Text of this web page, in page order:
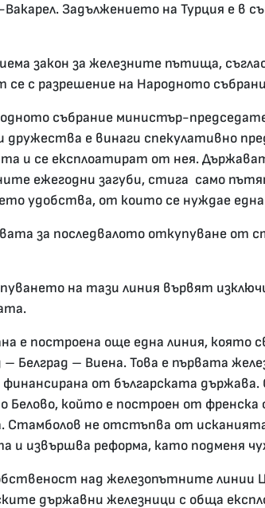
Задължението на Турция е в
закон за железните пътища,
с разрешение на Народното
събрание министър-
е винаги спекулативно
и се експлоатират от нея.
ежегодни загуби, стига само
удобства, от които се нуждае една
за последвалото откупуване
на тази линия вървят
е построена още една линия, която
Белград – Виена. Това е първата
финансирана от българската
Белово, който е построен от
Стамболов не отстъпва от
извършва реформа, като подменя
над железопътните линии
държавни железници с обща